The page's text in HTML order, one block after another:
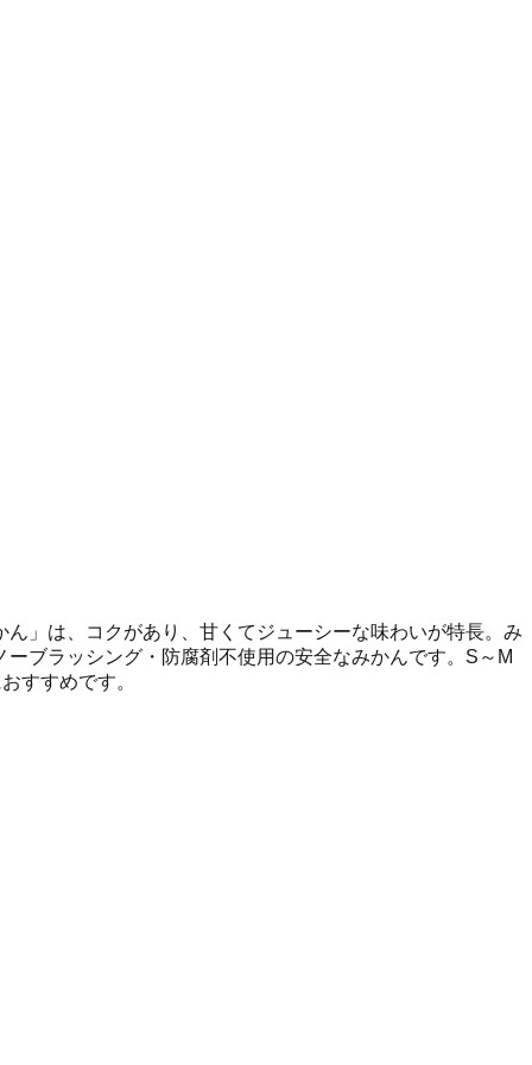
」は、コクがあり、甘くてジューシーな味わいが特長。み
ブラッシング・防腐剤不使用の安全なみかんです。S～M
すすめです。